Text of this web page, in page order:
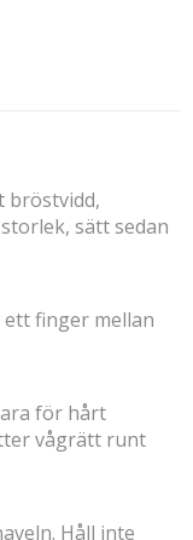
bröstvidd,
sätt sedan
finger mellan
för hårt
vågrätt runt
Håll inte